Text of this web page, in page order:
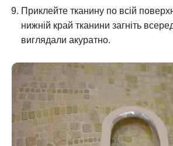
Приклейте тканину по всій
нижній край тканини загніть
виглядали акуратно.